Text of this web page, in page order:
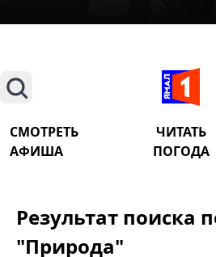
Поиск
СМОТРЕТЬ ЧИТАТЬ
АФИША
ПОГОДА
Результат поиска
"Природа"